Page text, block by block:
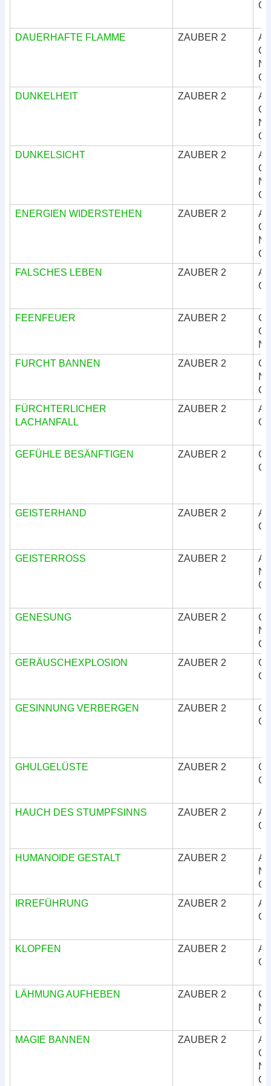
DAUERHAFTE FLAMME ZAUBER 2
DUNKELHEIT
ZAUBER 2
DUNKELSICHT
ZAUBER 2
ENERGIEN WIDERSTEHEN
ZAUBER 2
FALSCHES LEBEN
ZAUBER 2
FEENFEUER ZAUBER 2
FURCHT BANNEN
ZAUBER 2
FÜRCHTERLICHER
LACHANFALL
ZAUBER 2
GEFÜHLE BESÄNFTIGEN ZAUBER 2
GEISTERHAND ZAUBER 2
GEISTERROSS ZAUBER 2
GENESUNG ZAUBER 2
GERÄUSCHEXPLOSION
ZAUBER 2
GESINNUNG VERBERGEN ZAUBER 2
GHULGELÜSTE ZAUBER 2
HAUCH DES STUMPFSINNS ZAUBER 2
HUMANOIDE GESTALT ZAUBER 2
IRREFÜHRUNG
ZAUBER 2
KLOPFEN ZAUBER 2
LÄHMUNG AUFHEBEN ZAUBER 2
MAGIE BANNEN
ZAUBER 2